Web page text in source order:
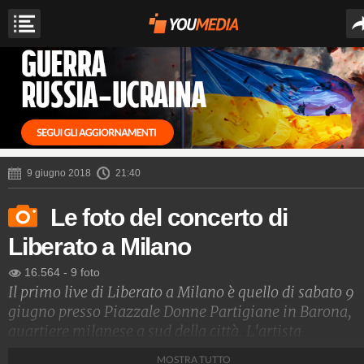
9 giugno 2018 21:40
Le foto del concerto di
Liberato a Milano
16.564 - 9 foto
Il primo live di Liberato a Milano è quello di sabato 9
giugno presso Piazzale Donne Partigiane in Barona,
quartiere milanese a sud della città. L'artista
MOSTRA TUTTO